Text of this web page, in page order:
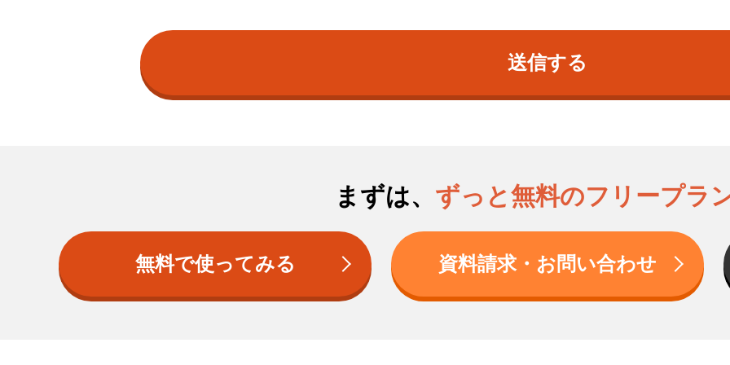
送信する
まずは、 ずっと無料のフリープラ
無料で使ってみる 資料請求・お問い合わせ